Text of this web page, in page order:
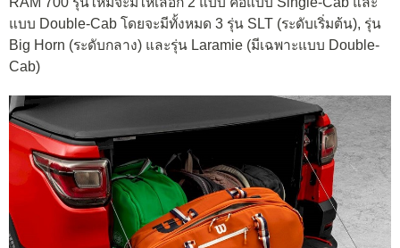
แบบ Double-Cab โดยจะมีทั้งหมด 3 รุ่น SLT (ระดับเริ่มต้น), รุ่น
Big Horn (ระดับกลาง) และรุ่น Laramie (มีเฉพาะแบบ Double-
Cab)